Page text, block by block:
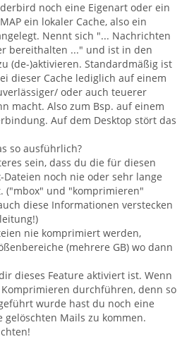
noch eine Eigenart oder ein
ein lokaler Cache, also ein
Nennt sich "... Nachrichten
bereithalten ..." und ist in den
(de-)aktivieren. Standardmäßig ist
dieser Cache lediglich auf einem
oder auch teuerer
macht. Also zum Bsp. auf einem
Auf dem Desktop stört das
so ausführlich?
sein, dass du die für diesen
Dateien noch nie oder sehr lange
("mbox" und "komprimieren"
diese Informationen verstecken
nie komprimiert werden,
(mehrere GB) wo dann
dieses Feature aktiviert ist. Wenn
durchführen, denn so
wurde hast du noch eine
gelöschten Mails zu kommen.